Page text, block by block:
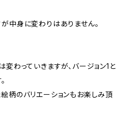
中身に変わりはありません。
変わっていきますが、バージョン1と
柄のバリエーションもお楽しみ頂